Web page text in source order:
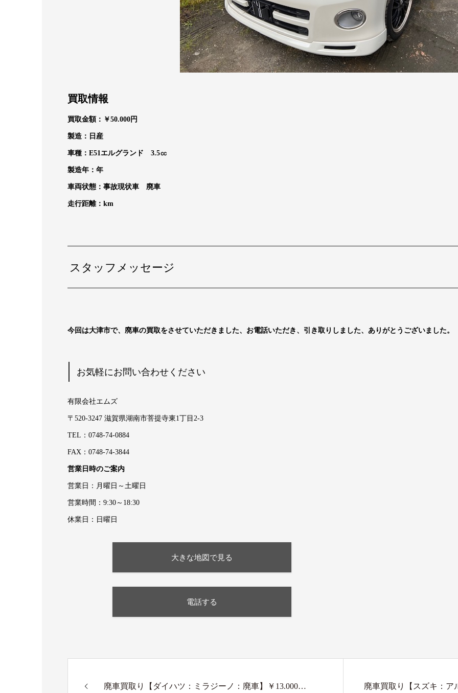
買取情報
買取金額：￥50.000円
製造：日産
車種：E51エルグランド 3.5㏄
製造年： 年
車両状態：事故現状車 廃車
走行距離： km
スタッフメッセージ
今回は大津市で、廃車の買取をさせていただきました、お電話いただき、引き取りしました、ありがとうございました。
お気軽にお問い合わせください
有限会社エムズ
〒520-3247 滋賀県湖南市菩提寺東1丁目2-3
TEL：0748-74-0884
FAX：0748-74-3844
営業日時のご案内
営業日：月曜日～土曜日
営業時間：9:30～18:30
休業日：日曜日
大きな地図で見る
電話する
廃車買取り【ダイハツ：ミラジーノ：廃車】￥13.000… 廃車買取り【スズキ：